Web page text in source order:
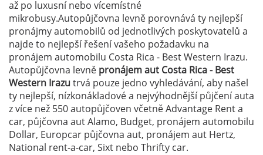
až po luxusní nebo vícemístné
mikrobusy.Autopůjčovna levně porovnává ty nejlepší
pronájmy automobilů od jednotlivých poskytovatelů a
najde to nejlepší řešení vašeho požadavku na
pronájem automobilu Costa Rica - Best Western Irazu.
Autopůjčovna levně pronájem aut Costa Rica - Best
Western Irazu trvá pouze jedno vyhledávání, aby našel
ty nejlepší, nízkonákladové a nejvýhodnější půjčení auta
z více než 550 autopůjčoven včetně Advantage Rent a
car, půjčovna aut Alamo, Budget, pronájem automobilu
Dollar, Europcar půjčovna aut, pronájem aut Hertz,
National rent-a-car, Sixt nebo Thrifty car.